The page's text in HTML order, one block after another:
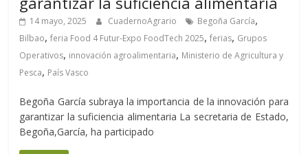
14 mayo, 2025 CuadernoAgrario Begoña García,
Bilbao,feria Food 4 Futur-Expo FoodTech 2025,ferias, Grupos
Operativos, innovación agroalimentaria, Ministerio de Agricultura y
Pesca, País Vasco
Begoña García subraya la importancia de la innovación para
garantizar la suficiencia alimentaria La secretaria de Estado,
Begoña,García, ha participado